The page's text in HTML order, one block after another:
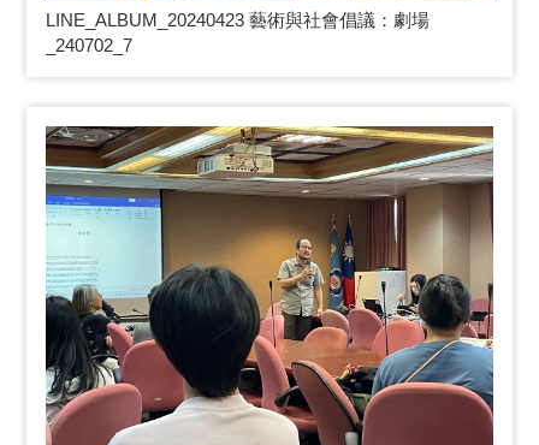
LINE_ALBUM_20240423藝術與社會倡議：劇場
_240702_7